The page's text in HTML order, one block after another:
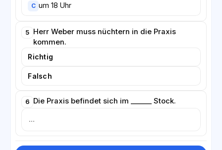
C um 18 Uhr
5 Herr Weber muss nüchtern in die Praxis
kommen.
Richtig
Falsch
6 Die Praxis befindet sich im ______ Stock.